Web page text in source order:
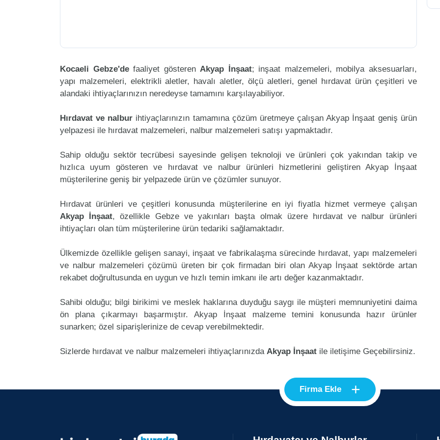
Kocaeli Gebze'defaaliyet gösteren Akyap İnşaat; inşaat malzemeleri, mobilya aksesuarları,
yapı malzemeleri, elektrikli aletler, havalı aletler, ölçü aletleri, genel hırdavat ürün çeşitleri ve
alandaki ihtiyaçlarınızın neredeyse tamamını karşılayabiliyor.
Hırdavat ve nalbur ihtiyaçlarınızın tamamına çözüm üretmeye çalışan Akyap İnşaat geniş ürün
yelpazesi ile hırdavat malzemeleri, nalbur malzemeleri satışı yapmaktadır.
Sahip olduğu sektör tecrübesi sayesinde gelişen teknoloji ve ürünleri çok yakından takip ve
hızlıca uyum gösteren ve hırdavat ve nalbur ürünleri hizmetlerini geliştiren Akyap İnşaat
müşterilerine geniş bir yelpazede ürün ve çözümler sunuyor.
Hırdavat ürünleri ve çeşitleri konusunda müşterilerine en iyi fiyatla hizmet vermeye çalışan
Akyap İnşaat, özellikle Gebze ve yakınları başta olmak üzere hırdavat ve nalbur ürünleri
ihtiyaçları olan tüm müşterilerine ürün tedariki sağlamaktadır.
Ülkemizde özellikle gelişen sanayi, inşaat ve fabrikalaşma sürecinde hırdavat, yapı malzemeleri
ve nalbur malzemeleri çözümü üreten bir çok firmadan biri olan Akyap İnşaat sektörde artan
rekabet doğrultusunda en uygun ve hızlı temin imkanı ile artı değer kazanmaktadır.
Sahibi olduğu; bilgi birikimi ve meslek haklarına duyduğu saygı ile müşteri memnuniyetini daima
ön plana çıkarmayı başarmıştır. Akyap İnşaat malzeme temini konusunda hazır ürünler
sunarken; özel siparişlerinize de cevap verebilmektedir.
Sizlerde hırdavat ve nalbur malzemeleri ihtiyaçlarınızda Akyap İnşaat ile iletişime Geçebilirsiniz.
Firma Ekle +